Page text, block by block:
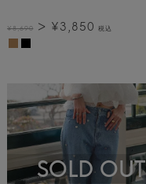
¥8,690 ¥3,850 税込
SOLD OUT